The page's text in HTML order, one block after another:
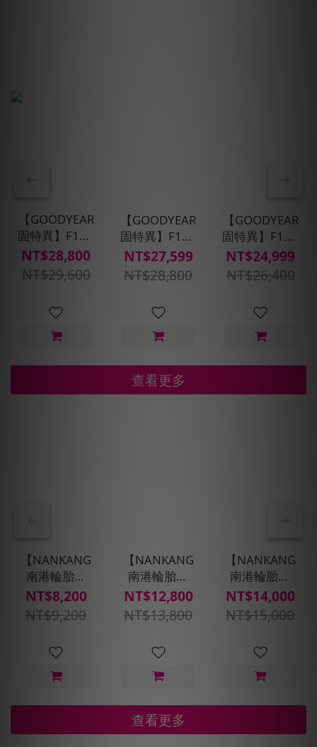
【GOODYEAR
固特異】F1A6
SUV-
235/45R19 四
入組 (超高性
裝定位平衡
NT$28,800
NT$29,600
【GOODYEAR
固特異】F1A6
SUV_255/45/R20
四入組輪胎_
電車適配(含安
NT$27,599
NT$28,800
【GOODYEAR
固特異】F1A6
SUV_235/55/R19
四入組輪胎_
電車適配(含安
NT$24,999
NT$26,400
查看更多
【NANKANG
南港輪胎】
SP9操控舒適
輪胎
185/65R15四
位平衡)
NT$8,200
NT$9,200
【NANKANG
南港輪胎】
SP9操控舒適
輪胎
235/55R18四
位平衡)
NT$12,800
NT$13,800
【NANKANG
南港輪胎】
SP9操控舒適
輪胎
235/50R18四
位平衡)
NT$14,000
NT$15,000
查看更多